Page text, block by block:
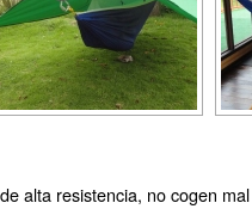
alta resistencia, no cogen